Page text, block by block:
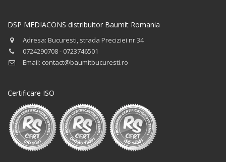
DSP MEDIACONS distribuitor Baumit Romania
Adresa: Bucuresti, strada Preciziei nr.34
0724290708 - 0723746501
Email: contact@baumitbucuresti.ro
Certificare ISO